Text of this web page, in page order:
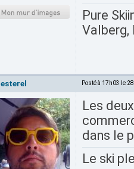
Pure
Valberg,
esterel Posté à 17h03 le
Les
dans le
Le ski